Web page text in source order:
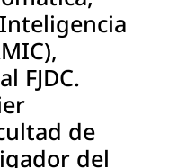
FJDC.
de
del